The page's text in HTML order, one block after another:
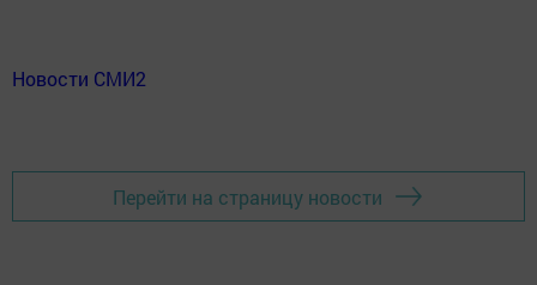
Новости СМИ2
Перейти на страницу новости